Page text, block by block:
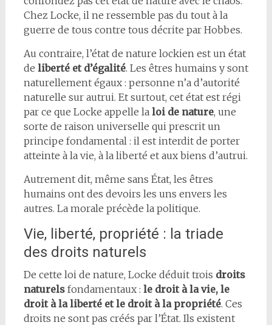
Chez Locke, il ne ressemble pas du tout à la
guerre de tous contre tous décrite par Hobbes.
Au contraire, l’état de nature lockien est un état
de liberté et d’égalité. Les êtres humains y sont
naturellement égaux : personne n’a d’autorité
naturelle sur autrui. Et surtout, cet état est régi
par ce que Locke appelle la loi de nature, une
sorte de raison universelle qui prescrit un
principe fondamental : il est interdit de porter
atteinte à la vie, à la liberté et aux biens d’autrui.
Autrement dit, même sans État, les êtres
humains ont des devoirs les uns envers les
autres. La morale précède la politique.
Vie, liberté, propriété : la triade
des droits naturels
De cette loi de nature, Locke déduit trois droits
naturelsfondamentaux : le droit à la vie, le
droit à la liberté et le droit à la propriété. Ces
droits ne sont pas créés par l’État. Ils existent